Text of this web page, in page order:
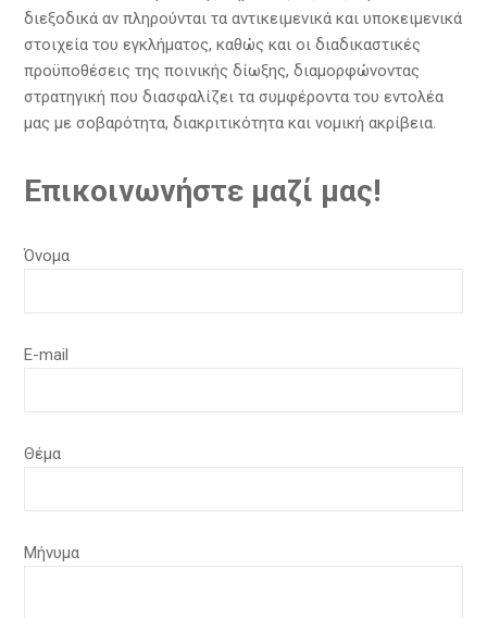
διεξοδικά αν πληρούνται τα αντικειμενικά και υποκειμενικά
στοιχεία του εγκλήματος, καθώς και οι διαδικαστικές
προϋποθέσεις της ποινικής δίωξης, διαμορφώνοντας
στρατηγική που διασφαλίζει τα συμφέροντα του εντολέα
μας με σοβαρότητα, διακριτικότητα και νομική ακρίβεια.
Επικοινωνήστε μαζί μας!
Όνομα
E-mail
Θέμα
Μήνυμα